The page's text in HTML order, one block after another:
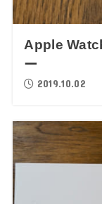
Apple
ー
2019.10.02